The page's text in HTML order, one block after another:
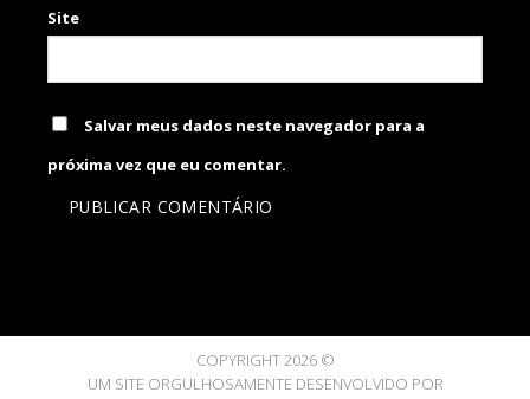
Site
Salvar meus dados neste navegador para a
próxima vez que eu comentar.
COPYRIGHT 2026 ©
UM SITE ORGULHOSAMENTE DESENVOLVIDO POR